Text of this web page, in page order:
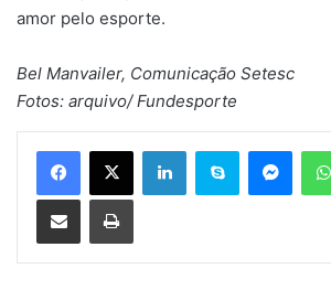
amor pelo esporte.
Bel Manvailer, Comunicação Setesc
Fotos: arquivo/ Fundesporte